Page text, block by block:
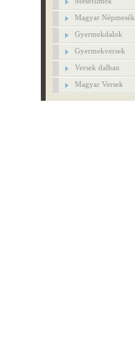
Magyar Népmesék
Gyermekdalok
Gyermekversek
Versek dalban
Magyar Versek